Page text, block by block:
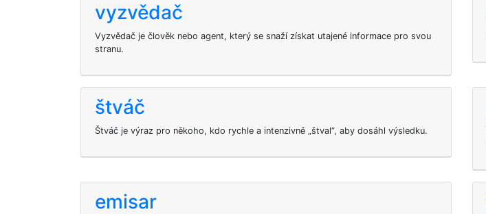
vyzvědač
Vyzvědač je člověk nebo agent, který se snaží získat utajené informace pro svou
stranu.
štváč
Štváč je výraz pro někoho, kdo rychle a intenzivně „štval“, aby dosáhl výsledku.
emisar